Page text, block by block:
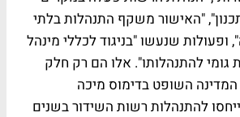
"האישור משקף התנהלות בלתי
ופעולות שנעשו "בניגוד לכללי מינהל
להתנהלותו". אלו הם רק חלק
השופט בדימוס מיכה
להתנהלות רשות השידור בשנים